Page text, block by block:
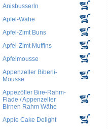
Anisbusserln
Apfel-Wähe
Apfel-Zimt Buns
Apfel-Zimt Muffins
Apfelmousse
Appenzeller Biberli-
Mousse
Appezöller Bire-Rahm-
Flade / Appenzeller
Birnen Rahm Wähe
Apple Cake Delight